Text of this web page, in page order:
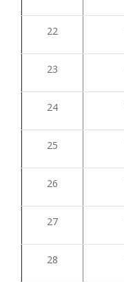
22
23
24
25
26
27
28